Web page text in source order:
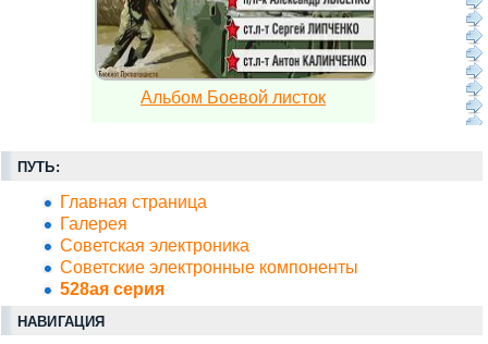
Альбом Боевой листок
ПУТЬ:
Главная страница
Галерея
Советская электроника
Советские электронные компоненты
528ая серия
НАВИГАЦИЯ